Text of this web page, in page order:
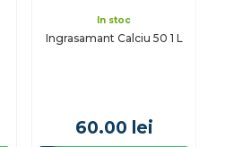
In stoc
Ingrasamant Calciu 50 1 L
60.00 lei